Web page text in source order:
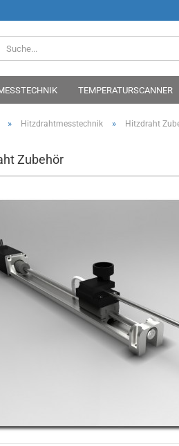
TEMPERATURSCANNER
» Hitzdrahtmesstechnik » Hitzdraht
Zubehör